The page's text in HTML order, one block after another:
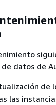
datos de
de
las